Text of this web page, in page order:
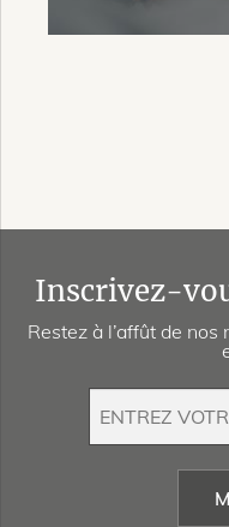
Inscrivez-
Restez à l’affût de